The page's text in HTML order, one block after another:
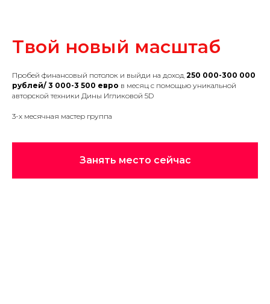
Твой новый масштаб
Пробей финансовый потолок и выйди на доход 250 000-300 000
рублей/ 3 000-3 500 евро в месяц с помощью уникальной
авторской техники Дины Игликовой 5D
3-х месячная мастер группа
Занять место сейчас